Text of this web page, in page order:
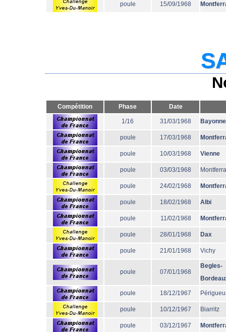
poule 15/09/1968
Compétition Phase Date
1/16 31/03/1968 Bayonne
poule 17/03/1968
poule 10/03/1968 Vienne
poule 03/03/1968
poule 24/02/1968
poule 18/02/1968 Albi
poule 11/02/1968
poule 28/01/1968 Dax
poule 21/01/1968 Vichy
poule 07/01/1968
Begles-
poule 18/12/1967
poule 10/12/1967 Biarritz
poule 03/12/1967